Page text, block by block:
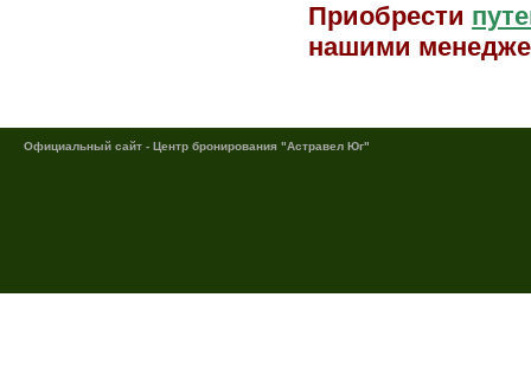
Приобрести
нашими
Официальный сайт - Центр бронирования "Астравел Юг"